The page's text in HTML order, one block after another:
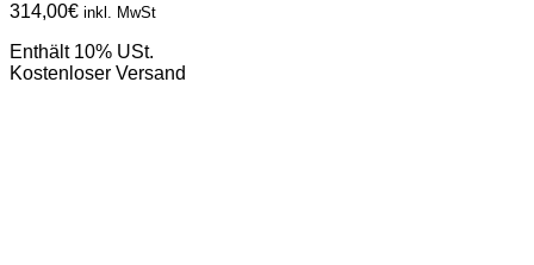
314,00€ inkl. MwSt
Enthält 10% USt.
Kostenloser Versand